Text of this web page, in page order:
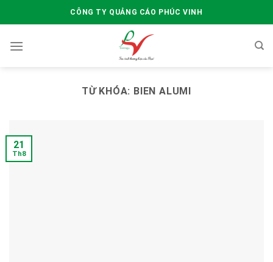
to
CÔNG TY QUẢNG CÁO PHÚC VINH
TỪ KHÓA: BIEN ALUMI
21
Th8